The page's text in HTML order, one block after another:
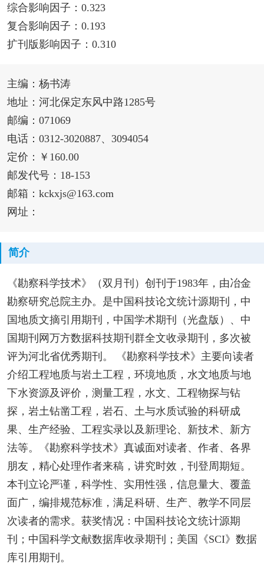
综合影响因子：0.323
复合影响因子：0.193
扩刊版影响因子：0.310
主编：杨书涛
地址：河北保定东风中路1285号
邮编：071069
电话：0312-3020887、3094054
定价：￥160.00
邮发代号：18-153
邮箱：kckxjs@163.com
网址：
简介
《勘察科学技术》（双月刊）创刊于1983年，由冶金
勘察研究总院主办。是中国科技论文统计源期刊，中
国地质文摘引用期刊，中国学术期刊（光盘版）、中
国期刊网万方数据科技期刊群全文收录期刊，多次被
评为河北省优秀期刊。 《勘察科学技术》主要向读者
介绍工程地质与岩土工程，环境地质，水文地质与地
下水资源及评价，测量工程，水文、工程物探与钻
探，岩土钻凿工程，岩石、土与水质试验的科研成
果、生产经验、工程实录以及新理论、新技术、新方
法等。《勘察科学技术》真诚面对读者、作者、各界
朋友，精心处理作者来稿，讲究时效，刊登周期短。
本刊立论严谨，科学性、实用性强，信息量大、覆盖
面广，编排规范标准，满足科研、生产、教学不同层
次读者的需求。获奖情况：中国科技论文统计源期
刊；中国科学文献数据库收录期刊；美国《SCI》数据
库引用期刊。